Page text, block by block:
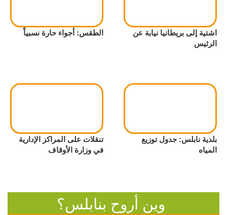
اشتية إلى بريطانيا نيابة عن
الرئيس
الطقس: أجواء حارة نسبياً
بلدية نابلس: جدول توزيع
المياه
تنقلات على المراكز الإدارية
في وزارة الأوقاف
وين أروح بنابلس؟